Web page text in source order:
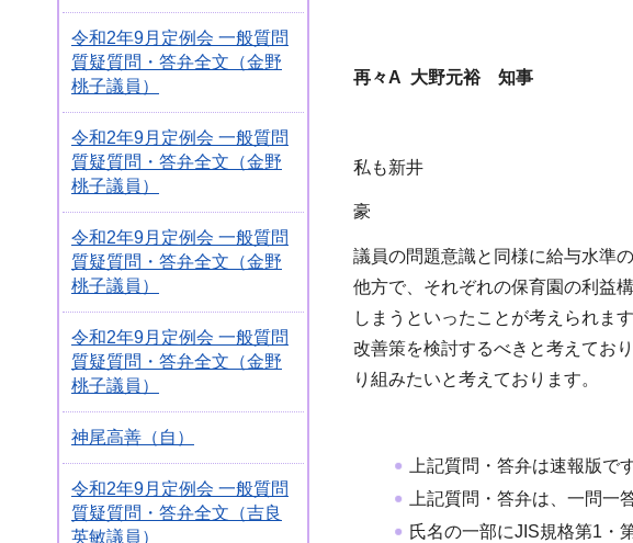
令和2年9月定例会 一般質問
質疑質問・答弁全文（金野
桃子議員）
令和2年9月定例会 一般質問
質疑質問・答弁全文（金野
桃子議員）
令和2年9月定例会 一般質問
質疑質問・答弁全文（金野
桃子議員）
令和2年9月定例会 一般質問
質疑質問・答弁全文（金野
桃子議員）
神尾高善（自）
令和2年9月定例会 一般質問
質疑質問・答弁全文（吉良
英敏議員）
再々A 大野元裕 知事
私も新井
豪
議員の問題意識と同様に給与水準
他方で、それぞれの保育園の利益
しまうといったことが考えられま
改善策を検討するべきと考えてお
り組みたいと考えております。
上記質問・答弁は速報版です
上記質問・答弁は、一問一
氏名の一部にJIS規格第1・